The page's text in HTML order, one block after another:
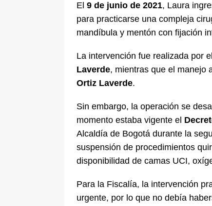
El 9 de junio de 2021, Laura
para practicarse una compleja
mandíbula y mentón con fijación
La intervención fue realizada por
Laverde, mientras que el manejo
Ortiz Laverde.
Sin embargo, la operación se
momento estaba vigente el
Alcaldía de Bogotá durante la
suspensión de procedimientos
disponibilidad de camas UCI,
Para la Fiscalía, la intervención
urgente, por lo que no debía